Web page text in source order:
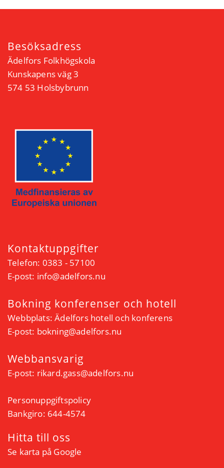
Besöksadress
Ädelfors Folkhögskola
Kunskapens väg 3
574 53 Holsbybrunn
Kontaktuppgifter
Telefon: 0383 - 57100
E-post: info@adelfors.nu
Bokning konferenser och hotell
Webbplats:Ädelfors hotell och konferens
E-post: bokning@adelfors.nu
Webbansvarig
E-post: rikard.gass@adelfors.nu
Personuppgiftspolicy
Bankgiro: 644-4574
Hitta till oss
Se karta på Google